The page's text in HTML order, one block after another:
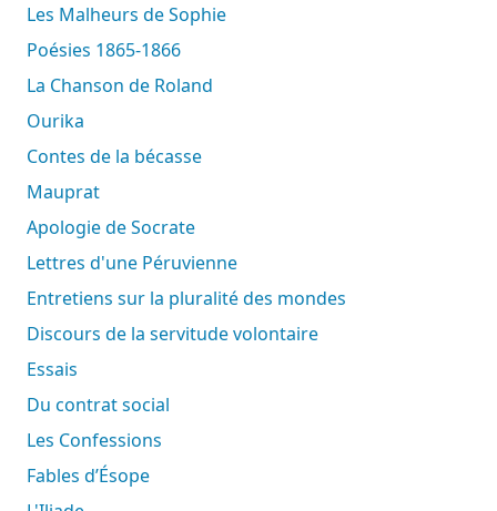
Les Malheurs de Sophie
Poésies 1865-1866
La Chanson de Roland
Ourika
Contes de la bécasse
Mauprat
Apologie de Socrate
Lettres d'une Péruvienne
Entretiens sur la pluralité des mondes
Discours de la servitude volontaire
Essais
Du contrat social
Les Confessions
Fables d’Ésope